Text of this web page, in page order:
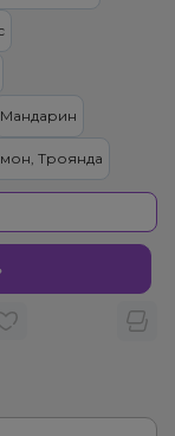
Мандарин
Троянда